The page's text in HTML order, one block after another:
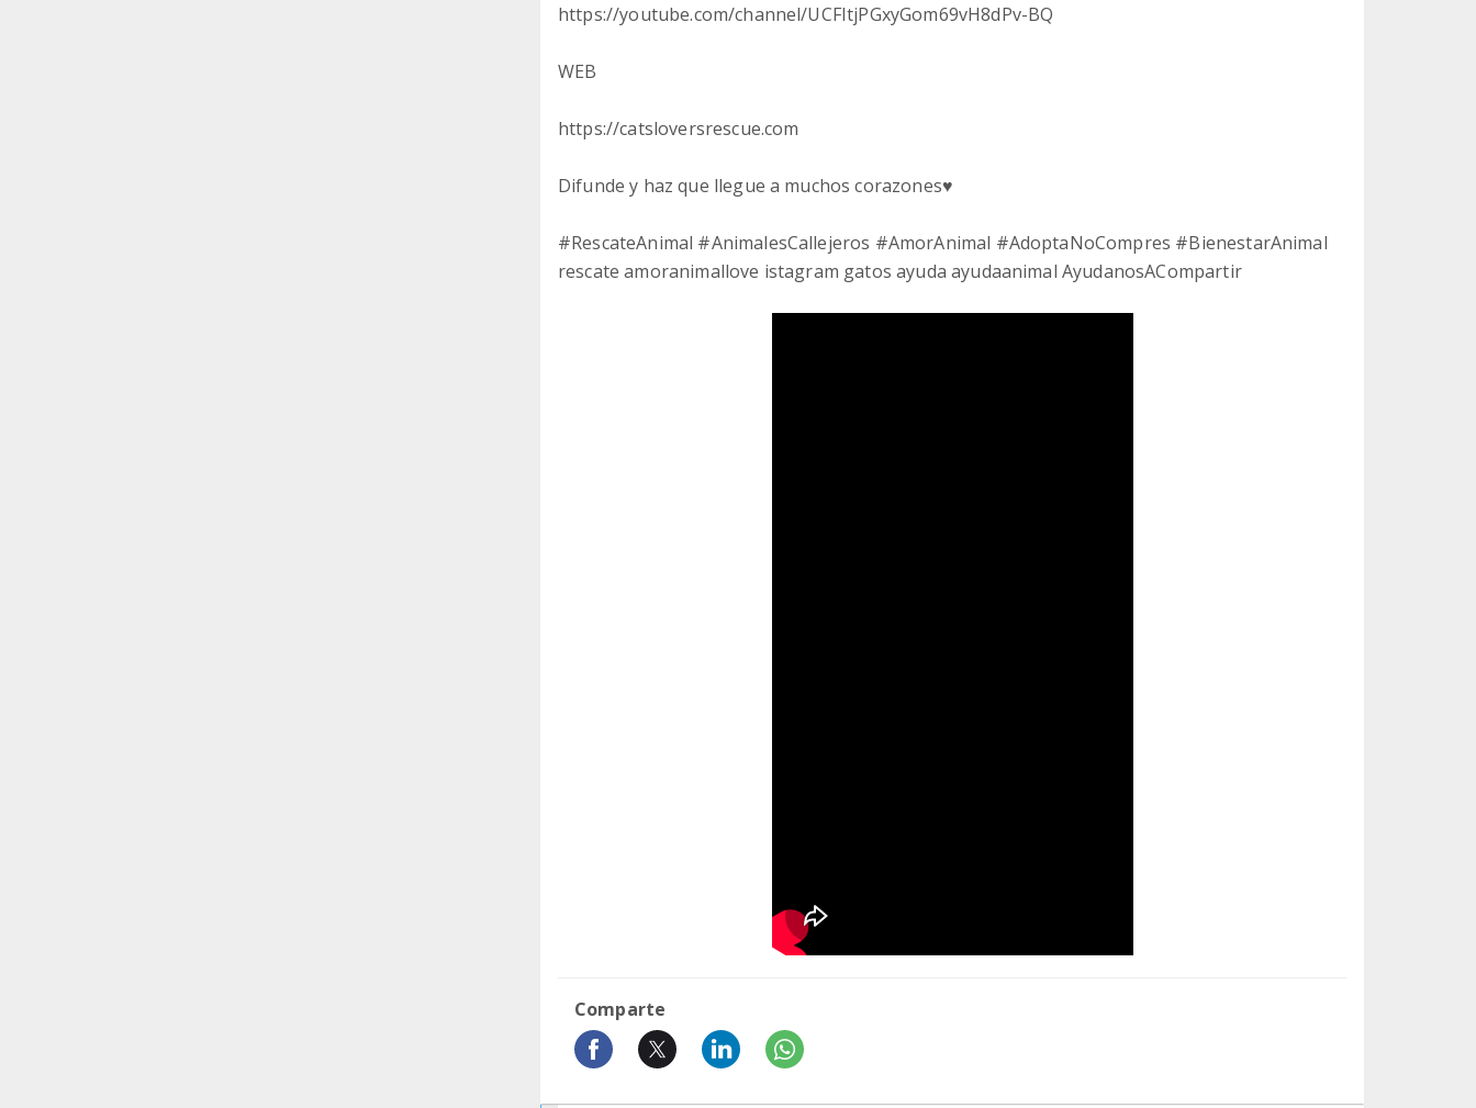
https://youtube.com/channel/UCFItjPGxyGom69vH8dPv-BQ
WEB
https://catsloversrescue.com
Difunde y haz que llegue a muchos corazones♥️
#RescateAnimal #AnimalesCallejeros #AmorAnimal #AdoptaNoCompres #BienestarAnimal
rescate amoranimallove istagram gatos ayuda ayudaanimal AyudanosACompartir
Comparte